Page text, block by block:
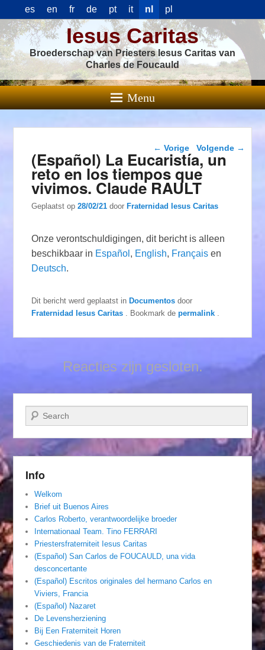
es en fr de pt it nl pl
Iesus Caritas
Broederschap van Priesters Iesus Caritas van
Charles de Foucauld
Menu
Berichtnavigatie
← Vorige Volgende →
(Español) La Eucaristía, un
reto en los tiempos que
vivimos. Claude RAULT
Geplaatst op28/02/21 doorFraternidad Iesus Caritas
Onze verontschuldigingen, dit bericht is alleen
beschikbaar in Español , English, Français en
Deutsch.
Dit bericht werd geplaatst inDocumentos door
Fraternidad Iesus Caritas
. Bookmark depermalink
Reacties zijn gesloten.
Zoeken
Info
Welkom
Brief uit Buenos Aires
Carlos Roberto, verantwoordelijke broeder
Internationaal Team. Tino FERRARI
Priestersfraterniteit Iesus Caritas
(Español) San Carlos de FOUCAULD, una vida
desconcertante
(Español) Escritos originales del hermano Carlos en
Viviers, Francia
(Español) Nazaret
De Levensherziening
Bij Een Fraterniteit Horen
Geschiedenis van de Fraterniteit